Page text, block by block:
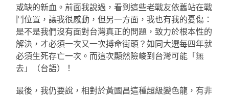
或缺的新血。前面我說過，看到這些老戰友依舊站在戰
鬥位置，讓我很感動，但另一方面，我也有我的憂傷：
是不是我們沒有面對台灣真正的問題，致力於根本性的
解決，才必須一次又一次搏命街頭？如同大選每四年就
必須生死存亡一次。而這次顯然險峻到台灣可能「無
去」（台語）！
最後，我仍要說，相對於黃國昌這種超級變色龍，有非